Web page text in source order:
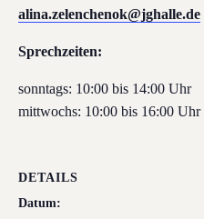
alina.zelenchenok@jghalle.de
Sprechzeiten:
sonntags: 10:00 bis 14:00 Uhr
mittwochs: 10:00 bis 16:00 Uhr
DETAILS
Datum: